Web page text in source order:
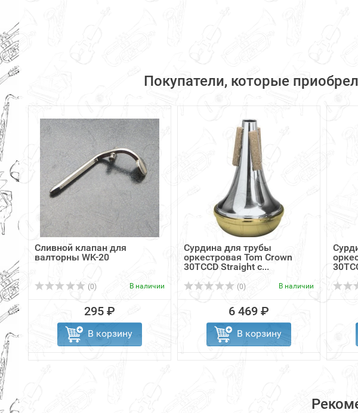
Покупатели, которые
Сливной клапан для
валторны WK-20
(0) В наличии
295 ₽
В корзину
Сурдина для трубы
оркестровая Tom Crown
30TCCD Straight с...
(0) В наличии
6 469 ₽
В корзину